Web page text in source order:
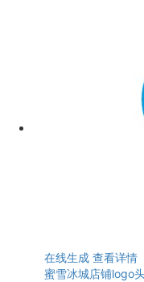
在线生成 查看详情
蜜雪冰城店铺logo